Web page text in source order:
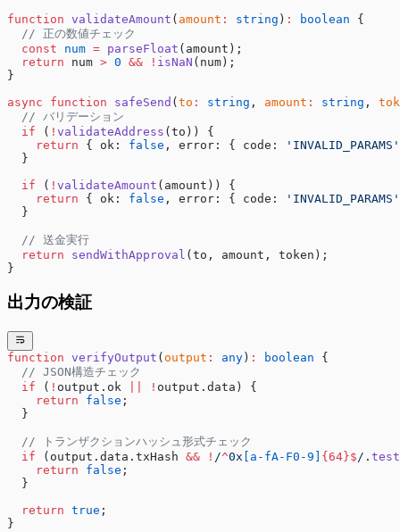
function validateAmount ( amount : string ) : boolean {
  // 正の数値チェック
  const
num = parseFloat (amount);
  return
num > 0 && ! isNaN (num);
}
async function safeSend (to : string , amount : string ,
  // バリデーション
  if
( ! validateAddress (to)) {
    return
{ ok: false , error: { code:
'INVALID_PARAMS'
  }
  if
( ! validateAmount (amount)) {
    return
{ ok: false , error: { code:
'INVALID_PARAMS'
  }
  // 送金実行
  return
sendWithApproval (to, amount, token);
}
出力の検証
function verifyOutput ( output : any ) : boolean {
  // JSON構造チェック
  if
( ! output.ok ! output.data) {
    return
false ;
  }
  // トランザクションハッシュ形式チェック
  if
(output.data.txHash && ! /^0x [a-fA-F0-9] {64}$/ . test
    return
false ;
  }
  return
true ;
}